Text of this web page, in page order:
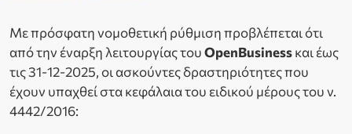
Με πρόσφατη νομοθετική ρύθμιση προβλέπεται ότι
από την έναρξη λειτουργίας τουOpenBusinessκαι έως
τις 31-12-2025, οι ασκούντες δραστηριότητες που
έχουν υπαχθεί στα κεφάλαια του ειδικού μέρους του ν.
4442/2016: